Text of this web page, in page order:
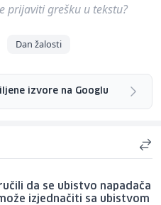
prijaviti grešku u tekstu?
Dan žalosti
izvore na Googlu
da se ubistvo napadača
izjednačiti sa ubistvom